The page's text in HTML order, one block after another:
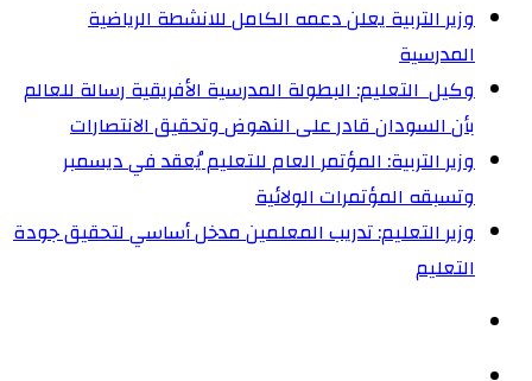
وزير التربية يعلن دعمه الكامل للانشطة الرياضية
المدرسية
وكيل التعليم: البطولة المدرسية الأفريقية رسالة للعالم
بأن السودان قادر على النهوض وتحقيق الانتصارات
وزير التربية: المؤتمر العام للتعليم يُعقد في ديسمبر
وتسبقه المؤتمرات الولائية
وزير التعليم: تدريب المعلمين مدخل أساسي لتحقيق جودة
التعليم